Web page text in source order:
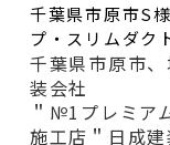
千葉県市原市S
プ・スリムダク
千葉県市原市
装会社
＂№1プレミア
施工店＂日成建